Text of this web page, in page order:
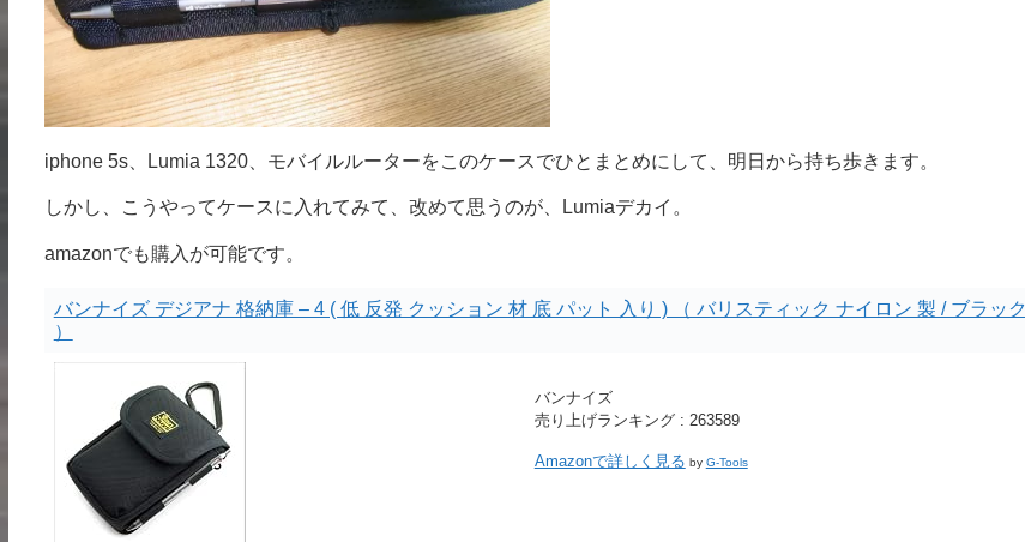
iphone 5s、Lumia 1320、モバイルルーターをこのケースでひとまとめにして、明日から持ち歩きます。
しかし、こうやってケースに入れてみて、改めて思うのが、Lumiaデカイ。
amazonでも購入が可能です。
バンナイズ デジアナ 格納庫 – 4 ( 低 反発 クッション 材 底 パット 入り ) （ バリスティック ナイロン 製 / ブラック
）
バンナイズ
売り上げランキング : 263589
Amazonで詳しく見る by G-Tools